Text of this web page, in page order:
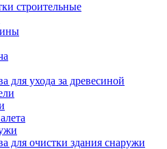
строительные
для ухода за древесиной
для очистки здания снаружи